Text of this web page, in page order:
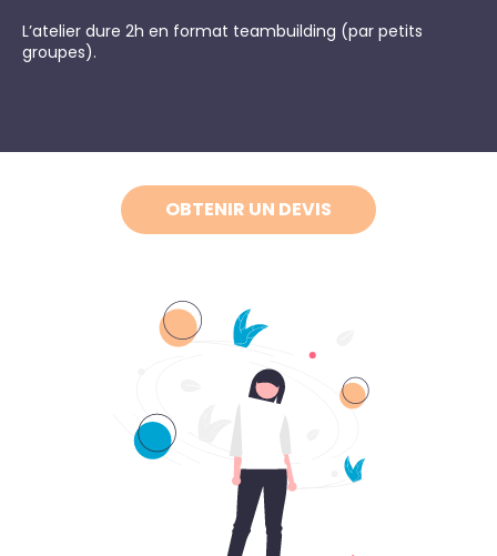
L’atelier dure 2h en format teambuilding (par petits
groupes).
OBTENIR UN DEVIS